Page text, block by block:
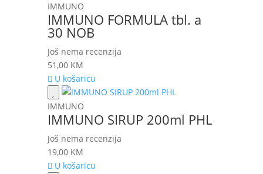
IMMUNO
IMMUNO FORMULA tbl. a
30 NOB
Još nema recenzija
51,00 KM
U košaricu
IMMUNO
IMMUNO SIRUP 200ml PHL
Još nema recenzija
19,00 KM
U košaricu